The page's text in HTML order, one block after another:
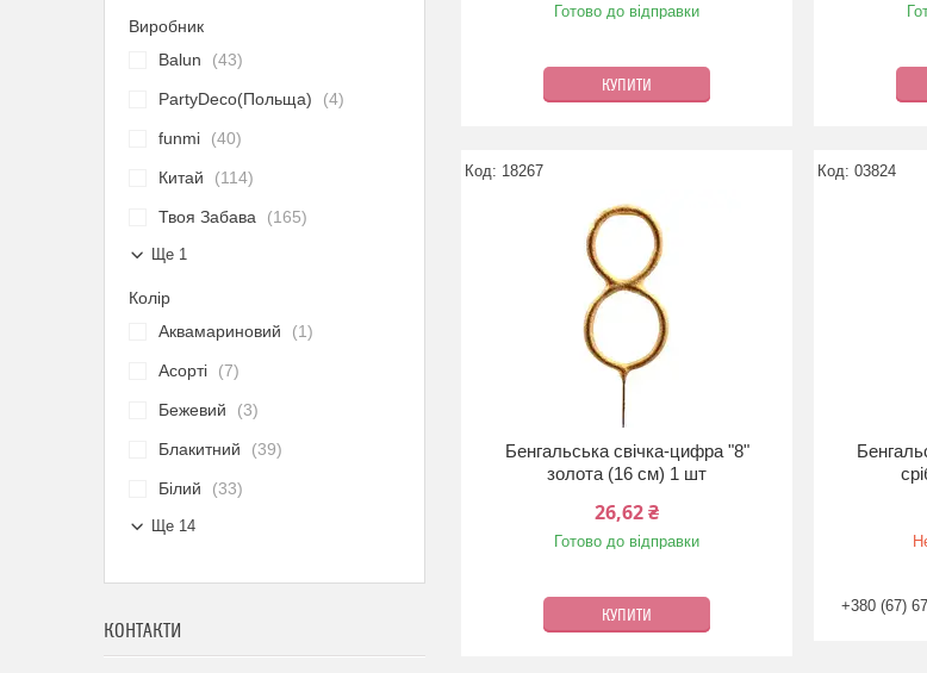
Готово до відправки
КУПИТИ
18267
Бенгальська свічка-цифра "8"
золота (16 см) 1 шт
26,62 ₴
Готово до відправки
КУПИТИ
03824
+380 (67)
Виробник
Balun
43
PartyDeco(Польща) 4
funmi 40
Китай 114
Твоя Забава 165
Ще 1
Колір
Аквамариновий
1
Асорті 7
Бежевий 3
Блакитний 39
Білий 33
Ще 14
КОНТАКТИ